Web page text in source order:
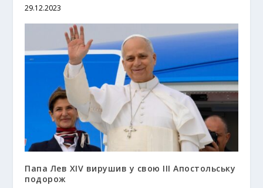
29.12.2023
Папа Лев XIV вирушив у свою ІІІ Апостольську
подорож